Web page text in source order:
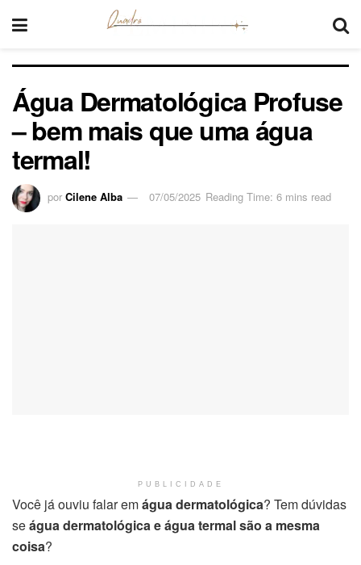
Água Dermatológica Profuse
– bem mais que uma água
termal!
por Cilene Alba 07/05/2025 Reading Time: 6 mins read
PUBLICIDADE
Você já ouviu falar emágua dermatológica? Tem dúvidas
seágua dermatológica e água termal são a mesma
coisa?